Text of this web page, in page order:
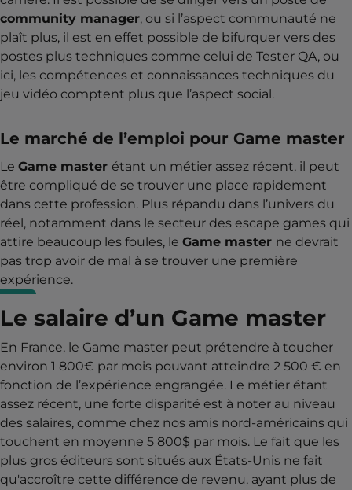
community manager, ou si l’aspect communauté ne
plaît plus, il est en effet possible de bifurquer vers des
postes plus techniques comme celui de Tester QA, ou
ici, les compétences et connaissances techniques du
jeu vidéo comptent plus que l’aspect social.
Le marché de l’emploi pour Game master
Le Game master étant un métier assez récent, il peut
être compliqué de se trouver une place rapidement
dans cette profession. Plus répandu dans l’univers du
réel, notamment dans le secteur des escape games qui
attire beaucoup les foules, le Game master ne devrait
pas trop avoir de mal à se trouver une première
expérience.
Le salaire d’un Game master
En France, le Game master peut prétendre à toucher
environ 1 800€ par mois pouvant atteindre 2 500 € en
fonction de l’expérience engrangée. Le métier étant
assez récent, une forte disparité est à noter au niveau
des salaires, comme chez nos amis nord-américains qui
touchent en moyenne 5 800$ par mois. Le fait que les
plus gros éditeurs sont situés aux États-Unis ne fait
qu'accroître cette différence de revenu, ayant plus de